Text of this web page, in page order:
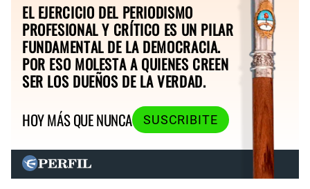
EL EJERCICIO DEL PERIODISMO
PROFESIONAL Y CRÍTICO ES UN PILAR
FUNDAMENTAL DE LA DEMOCRACIA.
POR ESO MOLESTA A QUIENES CREEN
SER LOS DUEÑOS DE LA VERDAD.
HOY MÁS QUE NUNCA
SUSCRIBITE